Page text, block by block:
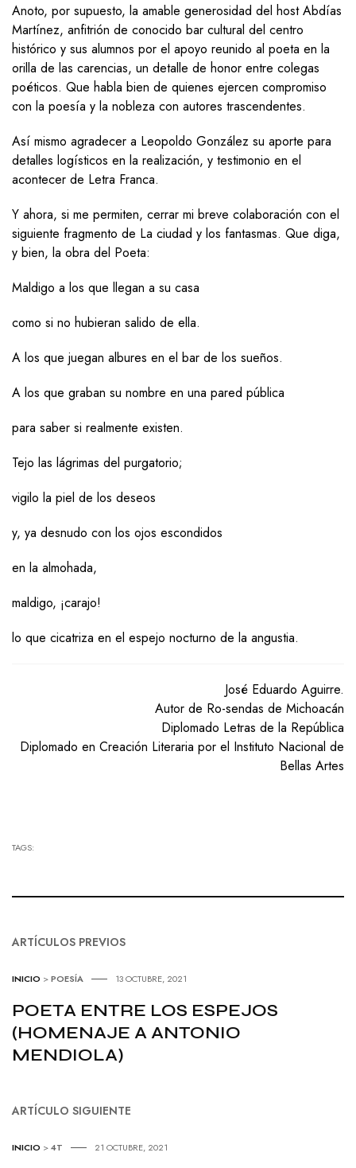
Anoto, por supuesto, la amable generosidad del host Abdías
Martínez, anfitrión de conocido bar cultural del centro
histórico y sus alumnos por el apoyo reunido al poeta en la
orilla de las carencias, un detalle de honor entre colegas
poéticos. Que habla bien de quienes ejercen compromiso
con la poesía y la nobleza con autores trascendentes.
Así mismo agradecer a Leopoldo González su aporte para
detalles logísticos en la realización, y testimonio en el
acontecer de Letra Franca.
Y ahora, si me permiten, cerrar mi breve colaboración con el
siguiente fragmento de La ciudad y los fantasmas. Que diga,
y bien, la obra del Poeta:
Maldigo a los que llegan a su casa
como si no hubieran salido de ella.
A los que juegan albures en el bar de los sueños.
A los que graban su nombre en una pared pública
para saber si realmente existen.
Tejo las lágrimas del purgatorio;
vigilo la piel de los deseos
y, ya desnudo con los ojos escondidos
en la almohada,
maldigo, ¡carajo!
lo que cicatriza en el espejo nocturno de la angustia.
José Eduardo Aguirre.
Autor de Ro-sendas de Michoacán
Diplomado Letras de la República
Diplomado en Creación Literaria por el Instituto Nacional de
Bellas Artes
TAGS:
ARTÍCULOS PREVIOS
INICIO >POESÍA 13 OCTUBRE, 2021
POETA ENTRE LOS ESPEJOS
(HOMENAJE A ANTONIO
MENDIOLA)
ARTÍCULO SIGUIENTE
INICIO >4T 21 OCTUBRE, 2021